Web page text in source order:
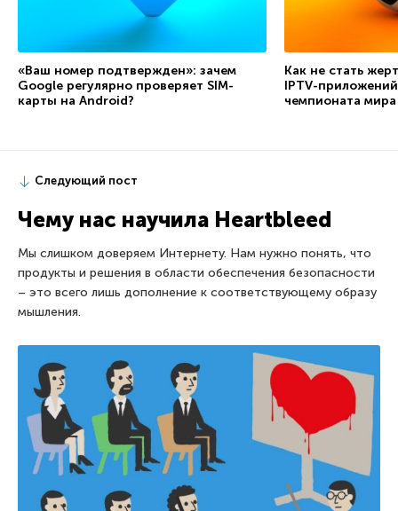
«Ваш номер подтвержден»: зачем
Google регулярно проверяет SIM-
карты на Android?
Как не стать
IPTV-
чемпионата
Следующий пост
Чему нас научила Heartbleed
Мы слишком доверяем Интернету. Нам нужно понять, что
продукты и решения в области обеспечения безопасности
– это всего лишь дополнение к соответствующему образу
мышления.